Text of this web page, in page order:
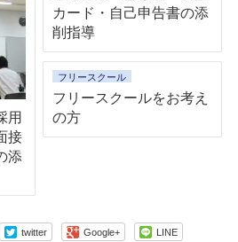
カード・自己申告書の添
削指導
用
接
添
フリースクール
フリースクールをお考え
の方
twitter Google+ LINE